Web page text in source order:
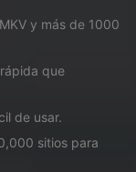
la guía
UniConverter.
Sign In
y más de 1000
que
de usar.
sitios para